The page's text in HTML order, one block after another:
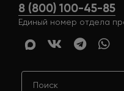
8 (800) 100-45-85
Единый номер отдела